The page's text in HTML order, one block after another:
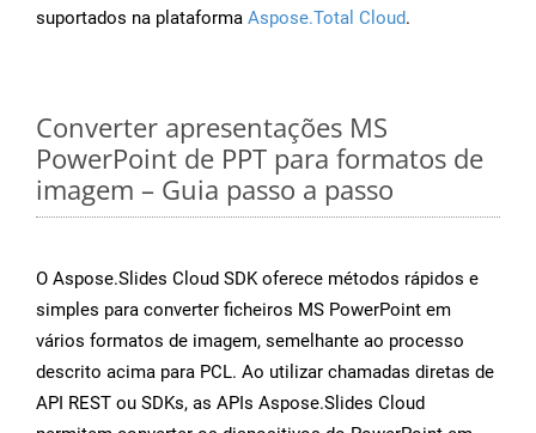
suportados na plataforma Aspose.Total Cloud.
Converter apresentações MS
PowerPoint de PPT para formatos de
imagem – Guia passo a passo
O Aspose.Slides Cloud SDK oferece métodos rápidos e
simples para converter ficheiros MS PowerPoint em
vários formatos de imagem, semelhante ao processo
descrito acima para PCL. Ao utilizar chamadas diretas de
API REST ou SDKs, as APIs Aspose.Slides Cloud